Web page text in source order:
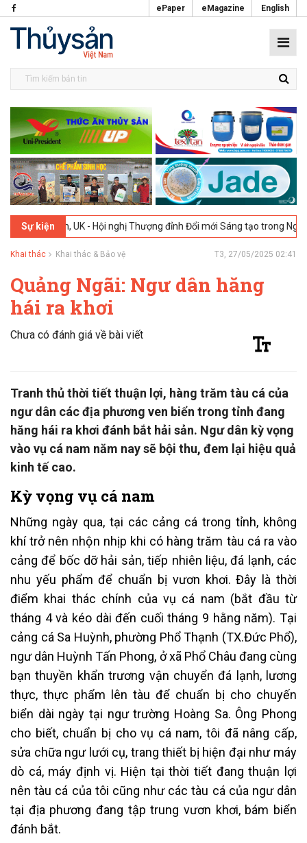
ePaper eMagazine English
Sự kiện
UK - Hội nghị Thượng đỉnh Đổi mới Sáng tạo trong Ngành Thực
Khai thác Khai thác & Bảo vệ T3, 27/05/2025 02:41
Quảng Ngãi: Ngư dân hăng
hái ra khơi
Chưa có đánh giá về bài viết
Tranh thủ thời tiết thuận lợi, hàng trăm tàu cá của
ngư dân các địa phương ven biển trong tỉnh đang
hăng hái ra khơi đánh bắt hải sản. Ngư dân kỳ vọng
vào vụ cá nam năm nay sẽ bội thu, đem lại hiệu quả
kinh tế cao.
Kỳ vọng vụ cá nam
Những ngày qua, tại các cảng cá trong tỉnh, không
khí trở nên nhộn nhịp khi có hàng trăm tàu cá ra vào
cảng để bốc dỡ hải sản, tiếp nhiên liệu, đá lạnh, các
nhu yếu phẩm để chuẩn bị vươn khơi. Đây là thời
điểm khai thác chính của vụ cá nam (bắt đầu từ
tháng 4 và kéo dài đến cuối tháng 9 hằng năm). Tại
cảng cá Sa Huỳnh, phường Phổ Thạnh (TX.Đức Phổ),
ngư dân Huỳnh Tấn Phong, ở xã Phổ Châu đang cùng
bạn thuyền khẩn trương vận chuyển đá lạnh, lương
thực, thực phẩm lên tàu để chuẩn bị cho chuyến
biển dài ngày tại ngư trường Hoàng Sa. Ông Phong
cho biết, chuẩn bị cho vụ cá nam, tôi đã nâng cấp,
sửa chữa ngư lưới cụ, trang thiết bị hiện đại như máy
dò cá, máy định vị. Hiện tại thời tiết đang thuận lợi
nên tàu cá của tôi cũng như các tàu cá của ngư dân
tại địa phương đang tập trung vươn khơi, bám biển
đánh bắt.